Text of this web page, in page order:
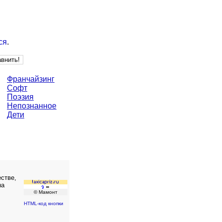
.
Франчайзинг
Софт
Поэзия
Непознанное
Дети
© Мамонт
HTML-код кнопки